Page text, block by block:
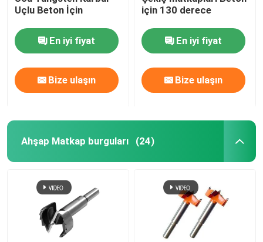
Uçlu Beton İçin
En iyi fiyat
Bize ulaşın
için 130 derece
En iyi fiyat
Bize ulaşın
Ahşap Matkap burguları (24)